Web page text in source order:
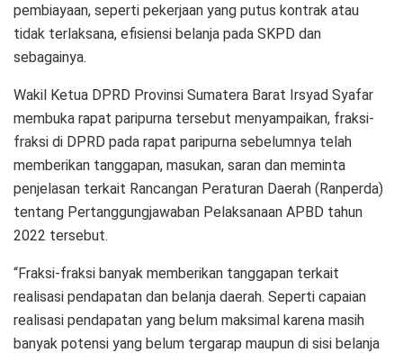
pembiayaan, seperti pekerjaan yang putus kontrak atau
tidak terlaksana, efisiensi belanja pada SKPD dan
sebagainya.
Wakil Ketua DPRD Provinsi Sumatera Barat Irsyad Syafar
membuka rapat paripurna tersebut menyampaikan, fraksi-
fraksi di DPRD pada rapat paripurna sebelumnya telah
memberikan tanggapan, masukan, saran dan meminta
penjelasan terkait Rancangan Peraturan Daerah (Ranperda)
tentang Pertanggungjawaban Pelaksanaan APBD tahun
2022 tersebut.
“Fraksi-fraksi banyak memberikan tanggapan terkait
realisasi pendapatan dan belanja daerah. Seperti capaian
realisasi pendapatan yang belum maksimal karena masih
banyak potensi yang belum tergarap maupun di sisi belanja